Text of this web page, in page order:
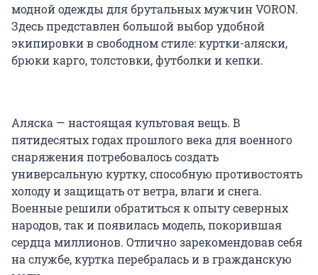
модной одежды для брутальных мужчин VORON.
Здесь представлен большой выбор удобной
экипировки в свободном стиле: куртки-аляски,
брюки карго, толстовки, футболки и кепки.
Аляска — настоящая культовая вещь. В
пятидесятых годах прошлого века для военного
снаряжения потребовалось создать
универсальную куртку, способную противостоять
холоду и защищать от ветра, влаги и снега.
Военные решили обратиться к опыту северных
народов, так и появилась модель, покорившая
сердца миллионов. Отлично зарекомендовав себя
на службе, куртка перебралась и в гражданскую